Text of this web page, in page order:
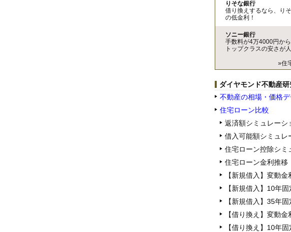
りそな銀行
借り換えするなら、り
の低金利！
ソニー銀行
手数料が4万4000円か
トップクラスの安さが人
»住
ダイヤモンド不動産
不動産の相場・価格
住宅ローン比較
返済額シミュレーシ
借入可能額シミュレ
住宅ローン控除シミ
住宅ローン金利推移
【新規借入】変動金
【新規借入】10年
【新規借入】35年
【借り換え】変動金
【借り換え】10年